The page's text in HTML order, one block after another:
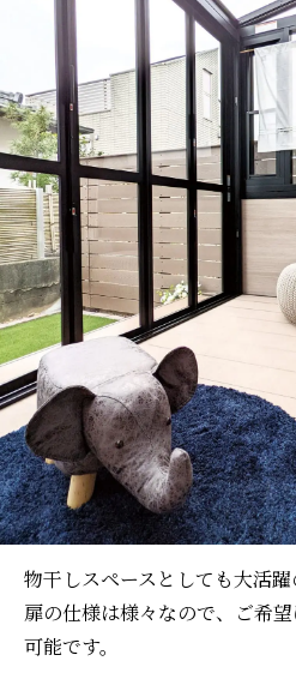
物干しスペースとしても大活
扉の仕様は様々なので、ご希
可能です。